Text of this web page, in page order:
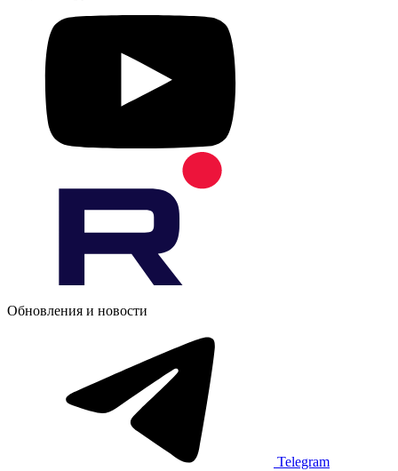
Обновления и новости
Telegram